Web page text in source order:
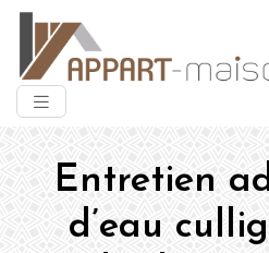
Entretien
d’eau